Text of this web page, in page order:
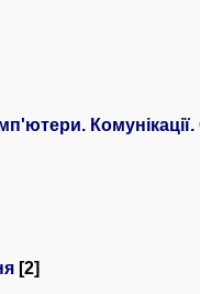
[2]